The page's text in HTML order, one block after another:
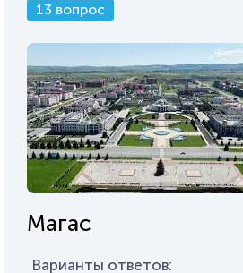
13 вопрос
Магас
Варианты ответов: